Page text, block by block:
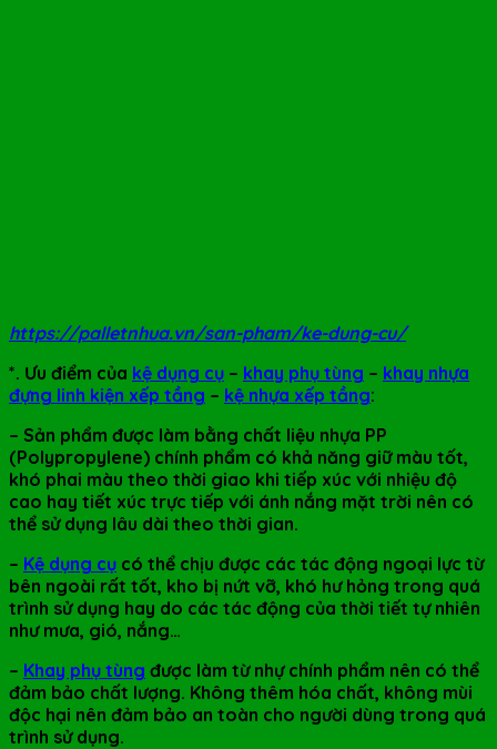
https://palletnhua.vn/san-pham/ke-dung-cu/
*. Ưu điểm của kệ dụng cụ – khay phụ tùng – khay nhựa
đựng linh kiện xếp tầng – kệ nhựa xếp tầng:
– Sản phẩm được làm bằng chất liệu nhựa PP
(Polypropylene) chính phẩm có khả năng giữ màu tốt,
khó phai màu theo thời giao khi tiếp xúc với nhiệu độ
cao hay tiết xúc trực tiếp với ánh nắng mặt trời nên có
thể sử dụng lâu dài theo thời gian.
– Kệ dụng cụ có thể chịu được các tác động ngoại lực từ
bên ngoài rất tốt, kho bị nứt vỡ, khó hư hỏng trong quá
trình sử dụng hay do các tác động của thời tiết tự nhiên
như mưa, gió, nắng…
– Khay phụ tùng được làm từ nhự chính phẩm nên có thể
đảm bảo chất lượng. Không thêm hóa chất, không mùi
độc hại nên đảm bảo an toàn cho người dùng trong quá
trình sử dụng.